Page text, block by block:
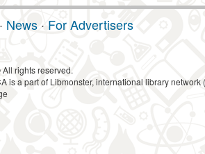
· News · For Advertisers
rights reserved.
is a part of Libmonster, international library network (